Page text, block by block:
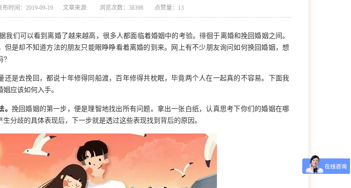
布时间：2019-09-19 文章来源: 浏览次数：38398 点赞量：13
们可以看到离婚了越来越高，很多人都面临着婚姻中的考验。徘徊于离婚和挽回婚姻之间。
但是却不知道方法的朋友只能眼睁睁看着离婚的到来。网上有不少朋友询问如何换回婚姻，想
?
是去挽回，都说十年修得同船渡，百年修得共枕眠，毕竟两个人在一起真的不容易。下面我
应该如何入手。
挽回婚姻的第一步，便是理智地找出所有问题。拿出一张白纸，认真思考下你们的婚姻在哪
分歧的具体表现后，下一步就是透过这些表现找到背后的原因。